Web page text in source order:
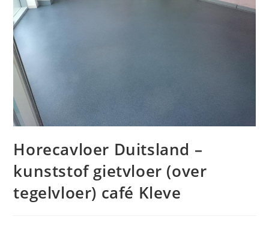
Horecavloer Duitsland –
kunststof gietvloer (over
tegelvloer) café Kleve